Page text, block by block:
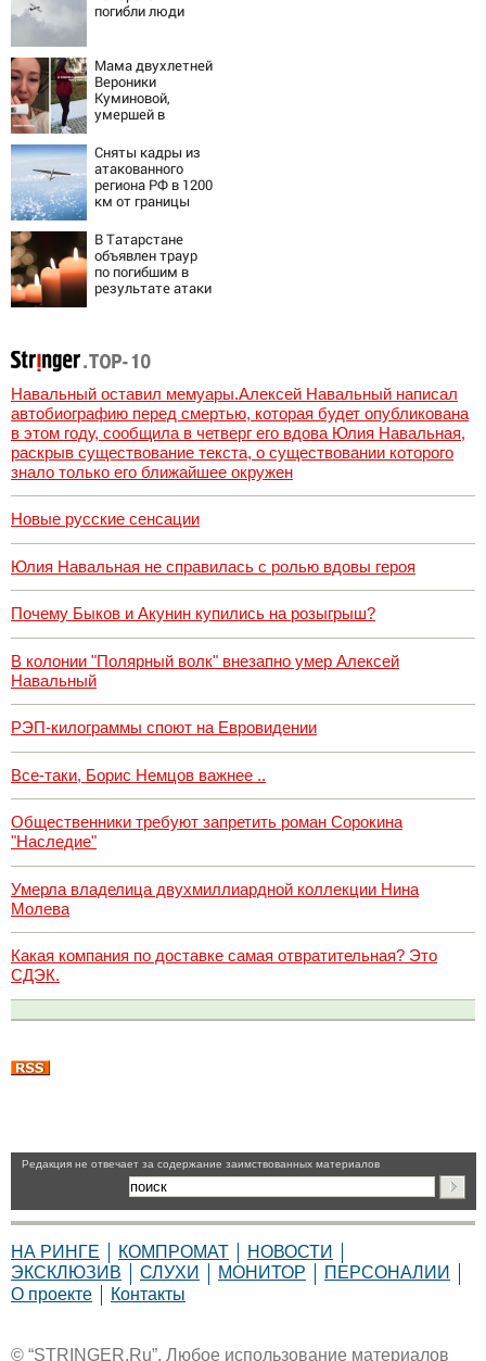
погибли люди
Мама двухлетней
Вероники
Куминовой,
умершей в
беременна: семья
ждет девочку
Сняты кадры из
атакованного
региона РФ в 1200
км от границы
В Татарстане
объявлен траур
по погибшим в
результате атаки
Навальный оставил мемуары.Алексей Навальный написал
автобиографию перед смертью, которая будет опубликована
в этом году, сообщила в четверг его вдова Юлия Навальная,
раскрыв существование текста, о существовании которого
знало только его ближайшее окружен
Новые русские сенсации
Юлия Навальная не справилась с ролью вдовы героя
Почему Быков и Акунин купились на розыгрыш?
В колонии "Полярный волк" внезапно умер Алексей
Навальный
РЭП-килограммы споют на Евровидении
Все-таки, Борис Немцов важнее ..
Общественники требуют запретить роман Сорокина
"Наследие"
Умерла владелица двухмиллиардной коллекции Нина
Молева
Какая компания по доставке самая отвратительная? Это
СДЭК.
Pедакция не отвечает за содержание заимствованных материалов
НА РИНГЕ КОМПРОМАТ
НОВОСТИ
ЭКСКЛЮЗИВ
СЛУХИ МОНИТОР
ПЕРСОНАЛИИ
О проекте
Контакты
© “STRINGER.Ru”. Любое использование материалов